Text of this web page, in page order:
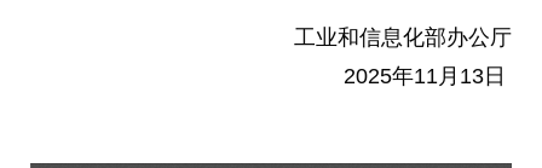
工业和信息化部办公厅
2025年11月13日